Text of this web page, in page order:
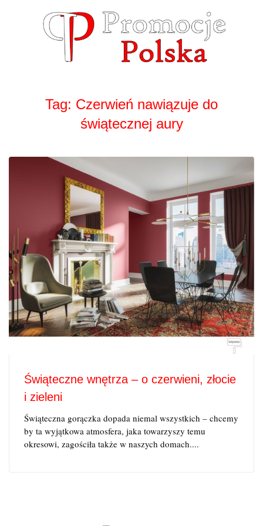
Tag: Czerwień nawiązuje do
świątecznej aury
Świąteczne wnętrza – o czerwieni, złocie
i zieleni
Świąteczna gorączka dopada niemal wszystkich – chcemy
by ta wyjątkowa atmosfera, jaka towarzyszy temu
okresowi, zagościła także w naszych domach....